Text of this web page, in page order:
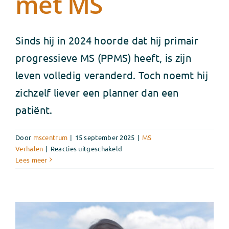
Sinds hij in 2024 hoorde dat hij primair
progressieve MS (PPMS) heeft, is zijn
leven volledig veranderd. Toch noemt hij
zichzelf liever een planner dan een
patiënt.
Door mscentrum | 15 september 2025 | MS
Verhalen | Reacties uitgeschakeld
het
nieuwe
normaal
Lees meer